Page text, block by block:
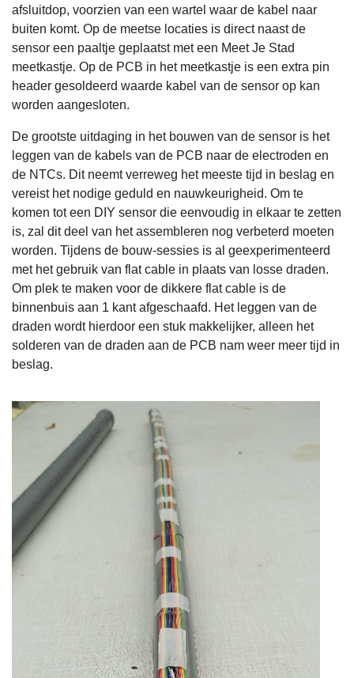
afsluitdop, voorzien van een wartel waar de kabel naar
buiten komt. Op de meetse locaties is direct naast de
sensor een paaltje geplaatst met een Meet Je Stad
meetkastje. Op de PCB in het meetkastje is een extra pin
header gesoldeerd waarde kabel van de sensor op kan
worden aangesloten.
De grootste uitdaging in het bouwen van de sensor is het
leggen van de kabels van de PCB naar de electroden en
de NTCs. Dit neemt verreweg het meeste tijd in beslag en
vereist het nodige geduld en nauwkeurigheid. Om te
komen tot een DIY sensor die eenvoudig in elkaar te zetten
is, zal dit deel van het assembleren nog verbeterd moeten
worden. Tijdens de bouw-sessies is al geexperimenteerd
met het gebruik van flat cable in plaats van losse draden.
Om plek te maken voor de dikkere flat cable is de
binnenbuis aan 1 kant afgeschaafd. Het leggen van de
draden wordt hierdoor een stuk makkelijker, alleen het
solderen van de draden aan de PCB nam weer meer tijd in
beslag.